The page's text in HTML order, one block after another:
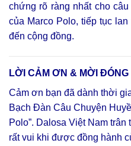
chứng rõ ràng nhất cho
của Marco Polo, tiếp tục
đến cộng đồng.
LỜI CẢM ƠN & MỜI ĐÓNG
Cảm ơn bạn đã dành thời
Bạch Đàn Câu Chuyện
Polo”. Dalosa Việt Nam
rất vui khi được đồng hành